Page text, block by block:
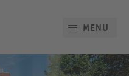
MENU